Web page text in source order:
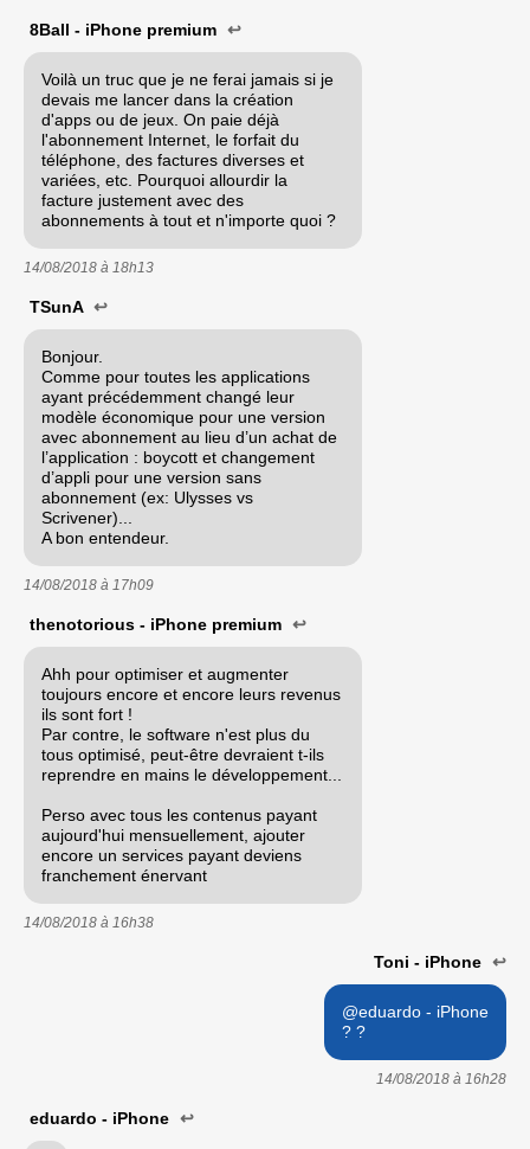
8Ball - iPhone premium ↩
Voilà un truc que je ne ferai jamais si je
devais me lancer dans la création
d'apps ou de jeux. On paie déjà
l'abonnement Internet, le forfait du
téléphone, des factures diverses et
variées, etc. Pourquoi allourdir la
facture justement avec des
abonnements à tout et n'importe quoi ?
14/08/2018 à 18h13
TSunA ↩
Bonjour.
Comme pour toutes les applications
ayant précédemment changé leur
modèle économique pour une version
avec abonnement au lieu d’un achat de
l’application : boycott et changement
d’appli pour une version sans
abonnement (ex: Ulysses vs
Scrivener)...
A bon entendeur.
14/08/2018 à 17h09
thenotorious - iPhone premium ↩
Ahh pour optimiser et augmenter
toujours encore et encore leurs revenus
ils sont fort !
Par contre, le software n'est plus du
tous optimisé, peut-être devraient t-ils
reprendre en mains le développement...
Perso avec tous les contenus payant
aujourd'hui mensuellement, ajouter
encore un services payant deviens
franchement énervant
14/08/2018 à 16h38
Toni - iPhone ↩
@eduardo - iPhone
? ?
14/08/2018 à 16h28
eduardo - iPhone ↩